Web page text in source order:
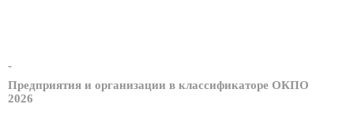
-
Предприятия и организации в классификаторе ОКПО
2026